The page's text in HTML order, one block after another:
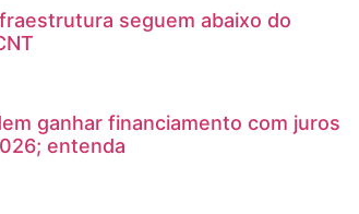
seguem abaixo do
ganhar financiamento com juros
entenda